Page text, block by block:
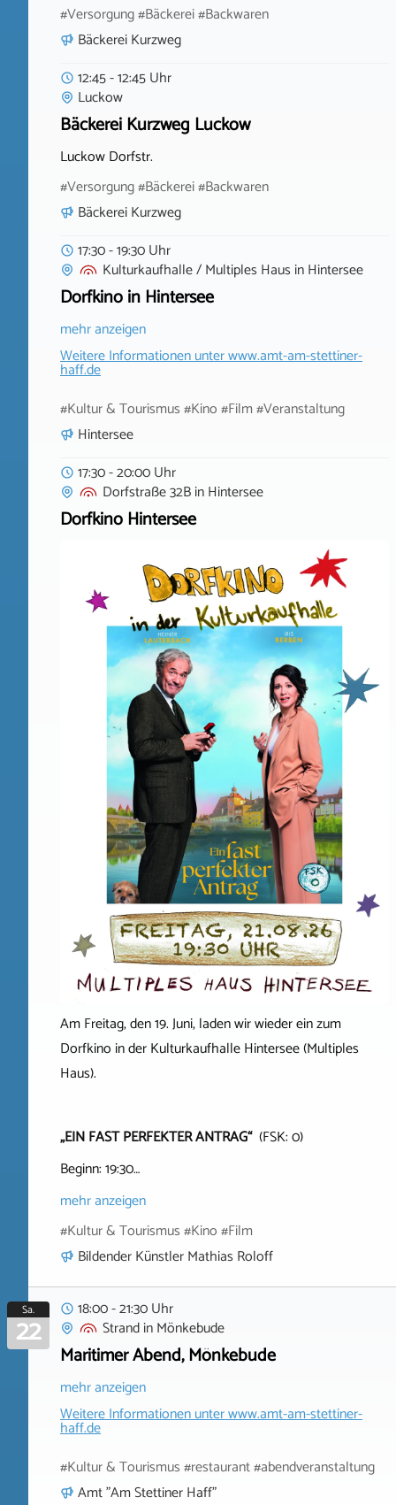
#Versorgung #Bäckerei #Backwaren
Bäckerei Kurzweg
12:45 - 12:45 Uhr
Luckow
Bäckerei Kurzweg Luckow
Luckow Dorfstr.
#Versorgung #Bäckerei #Backwaren
Bäckerei Kurzweg
17:30 - 19:30 Uhr
Kulturkaufhalle / Multiples Haus inHintersee
Dorfkino in Hintersee
mehr anzeigen
Weitere Informationen unterwww.amt-am-stettiner-
haff.de
#Kultur & Tourismus #Kino #Film #Veranstaltung
Hintersee
17:30 - 20:00 Uhr
Dorfstraße 32BinHintersee
Dorfkino Hintersee
Am Freitag, den 19. Juni, laden wir wieder ein zum
Dorfkino in der Kulturkaufhalle Hintersee (Multiples
Haus).
„EIN FAST PERFEKTER ANTRAG“ (FSK: 0)
Beginn: 19:30…
mehr anzeigen
#Kultur & Tourismus #Kino #Film
Bildender Künstler Mathias Roloff
Sa.
22
18:00 - 21:30 Uhr
StrandinMönkebude
Maritimer Abend, Mönkebude
mehr anzeigen
Weitere Informationen unterwww.amt-am-stettiner-
haff.de
#Kultur & Tourismus #restaurant #abendveranstaltung
Amt "Am Stettiner Haff"